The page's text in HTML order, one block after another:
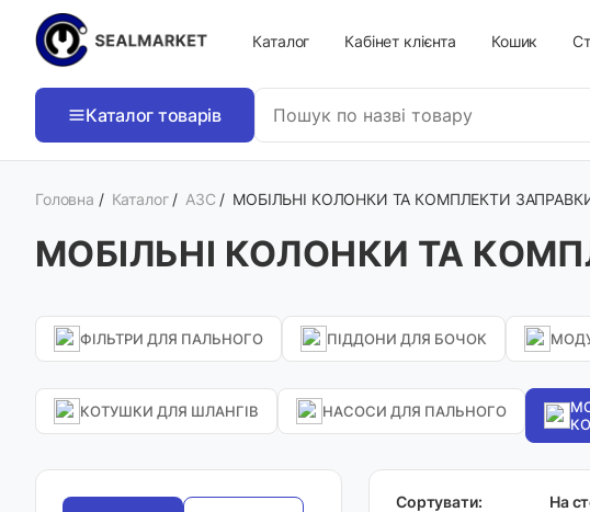
Каталог Кабінет клієнта Кошик
Каталог товарів
Головна / Каталог / АЗС / МОБІЛЬНІ КОЛОНКИ ТА КОМПЛЕКТИ
МОБІЛЬНІ КОЛОНКИ ТА
ФІЛЬТРИ ДЛЯ ПАЛЬНОГО ПІДДОНИ ДЛЯ БОЧОК
КОТУШКИ ДЛЯ ШЛАНГІВ НАСОСИ ДЛЯ ПАЛЬНОГО
Сортувати: На